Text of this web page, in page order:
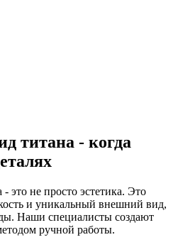
титана - когда
это не просто эстетика. Это
и уникальный внешний вид,
Наши специалисты создают
ручной работы.